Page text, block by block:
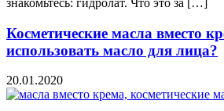
Косметические масла вместо
использовать масло для лица?
20.01.2020